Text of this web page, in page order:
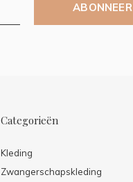
ABONNEER
Categorieën
Kleding
Zwangerschapskleding